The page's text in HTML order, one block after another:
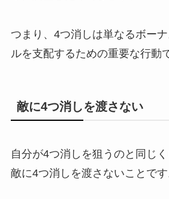
つまり、4つ消しは単なるボー
ルを支配するための重要な行動
敵に4つ消しを渡さない
自分が4つ消しを狙うのと同じく
敵に4つ消しを渡さないことです